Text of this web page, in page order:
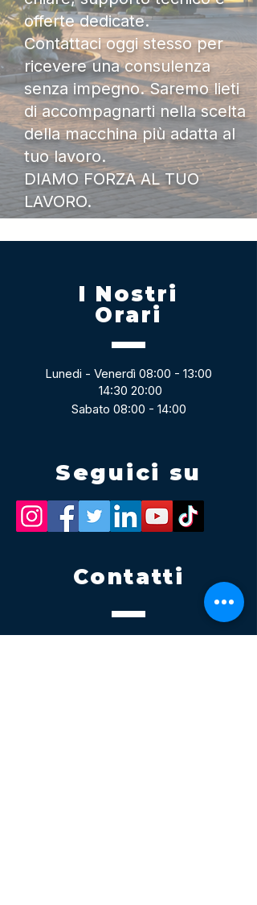
offerte dedicate.
Contattaci oggi stesso per
ricevere una consulenza
senza impegno. Saremo lieti
di accompagnarti nella scelta
della macchina più adatta al
tuo lavoro.
DIAMO FORZA AL TUO
LAVORO.
I Nostri
Orari
Lunedi - Venerdì 08:00 - 13:00
14:30 20:00
Sabato 08:00 - 14:00
Seguici su
Contatti